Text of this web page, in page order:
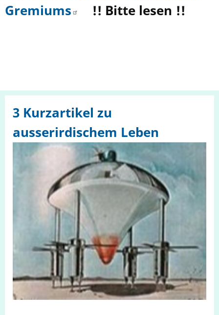
Gremiums
!! Bitte lesen !!
3 Kurzartikel zu
ausserirdischem Leben